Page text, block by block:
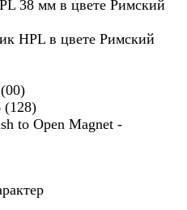
38 мм в цвете Римский
HPL в цвете Римский
(128)
to Open Magnet -